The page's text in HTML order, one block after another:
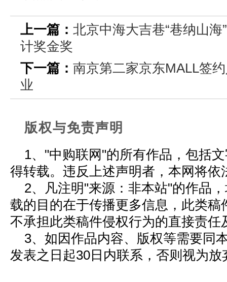
上一篇： 北京中海大吉巷“巷纳山
计奖金奖
下一篇： 南京第二家京东MALL签
业
版权与免责声明
1、"中购联网"的所有作品，包括
得转载。违反上述声明者，本网将依
2、凡注明"来源：非本站"的作品
载的目的在于传播更多信息，此类
不承担此类稿件侵权行为的直接责任
3、如因作品内容、版权等需要同
发表之日起30日内联系，否则视为放